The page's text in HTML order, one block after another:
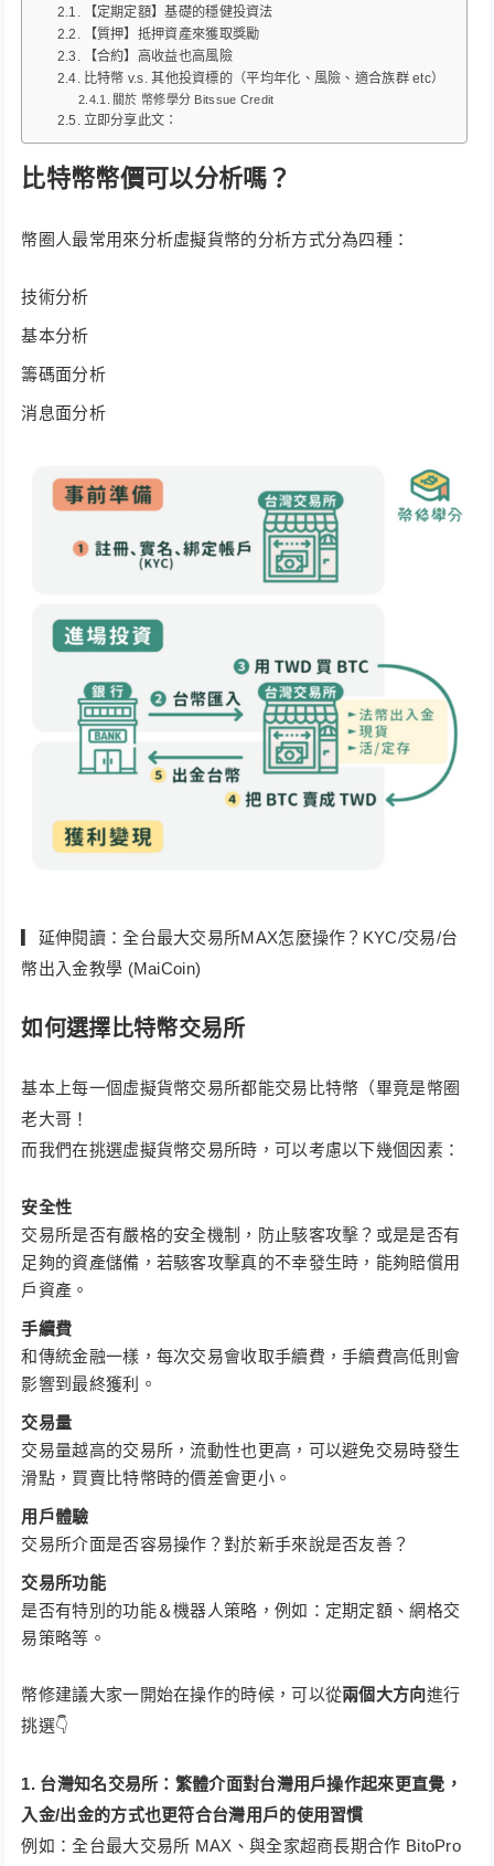
【定期定額】基礎的穩健投資法
【質押】抵押資產來獲取獎勵
【合約】高收益也高風險
比特幣 v.s. 其他投資標的（平均年化、風險、適合族群 etc）
關於 幣修學分 Bitssue Credit
立即分享此文：
比特幣幣價可以分析嗎？
幣圈人最常用來分析虛擬貨幣的分析方式分為四種：
技術分析
基本分析
籌碼面分析
消息面分析
▎延伸閱讀：全台最大交易所MAX怎麼操作？KYC/交易/台
幣出入金教學 (MaiCoin)
如何選擇比特幣交易所
基本上每一個虛擬貨幣交易所都能交易比特幣（畢竟是幣圈
老大哥！
而我們在挑選虛擬貨幣交易所時，可以考慮以下幾個因素：
安全性
交易所是否有嚴格的安全機制，防止駭客攻擊？或是是否有
足夠的資產儲備，若駭客攻擊真的不幸發生時，能夠賠償用
戶資產。
手續費
和傳統金融一樣，每次交易會收取手續費，手續費高低則會
影響到最終獲利。
交易量
交易量越高的交易所，流動性也更高，可以避免交易時發生
滑點，買賣比特幣時的價差會更小。
用戶體驗
交易所介面是否容易操作？對於新手來說是否友善？
交易所功能
是否有特別的功能＆機器人策略，例如：定期定額、網格交
易策略等。
幣修建議大家一開始在操作的時候，可以從兩個大方向進行
挑選👇
1. 台灣知名交易所：繁體介面對台灣用戶操作起來更直覺，
入金/出金的方式也更符合台灣用戶的使用習慣
例如：全台最大交易所 MAX、與全家超商長期合作 BitoPro